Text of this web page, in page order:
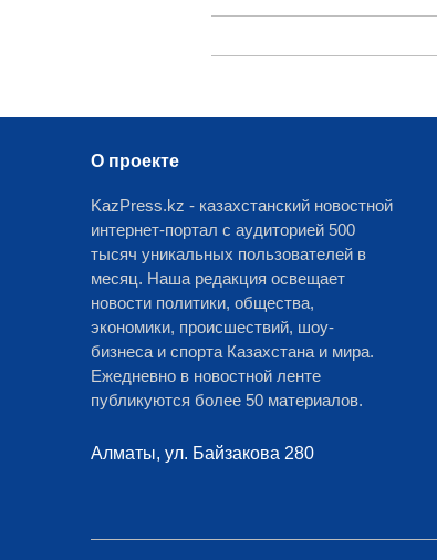
О проекте
KazPress.kz - казахстанский новостной
интернет-портал с аудиторией 500
тысяч уникальных пользователей в
месяц. Наша редакция освещает
новости политики, общества,
экономики, происшествий, шоу-
бизнеса и спорта Казахстана и мира.
Ежедневно в новостной ленте
публикуются более 50 материалов.
Алматы, ул. Байзакова 280